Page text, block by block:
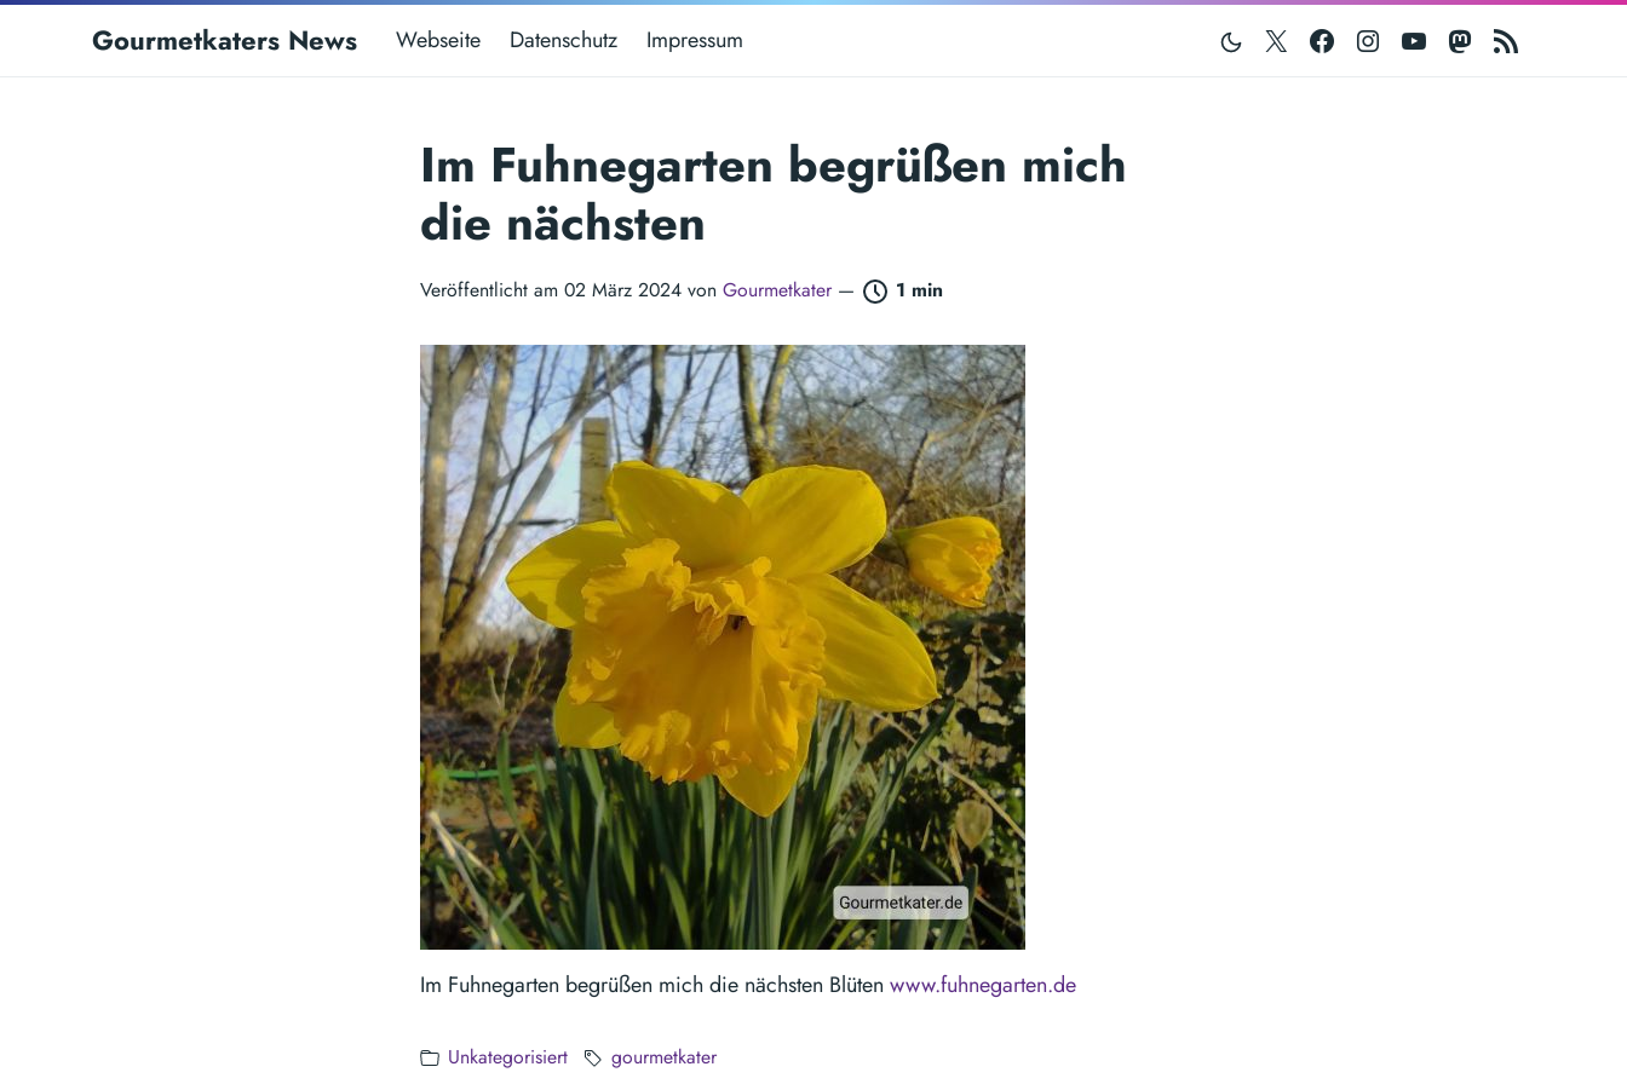
Gourmetkaters News TwitterFacebook
Instagram
YoutubeMastodon
Webseite Datenschutz Impressum
Im Fuhnegarten begrüßen mich
die nächsten
Veröffentlicht am 02 März 2024 vonGourmetkater — 1 min
Im Fuhnegarten begrüßen mich die nächsten Blütenwww.fuhnegarten.de
Unkategorisiert gourmetkater